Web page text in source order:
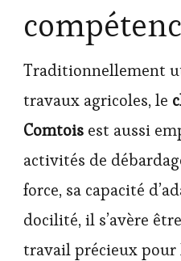
Traditionnellement
travaux agricoles, le
Comtois est aussi
activités de
force, sa capacité
docilité, il s’avère
travail précieux pour